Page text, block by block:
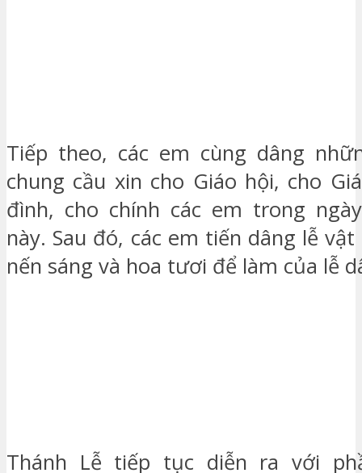
Tiếp theo, các em cùng dâng
chung cầu xin cho Giáo hội, cho
đình, cho chính các em trong
này. Sau đó, các em tiến dâng lễ
nến sáng và hoa tươi để làm của lễ
Thánh Lễ tiếp tục diễn ra với